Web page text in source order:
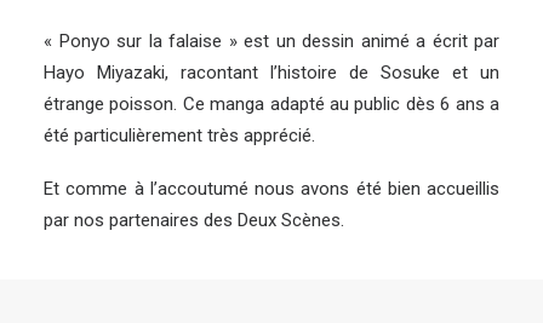
« Ponyo sur la falaise » est un dessin animé a écrit par
Hayo Miyazaki, racontant l’histoire de Sosuke et un
étrange poisson. Ce manga adapté au public dès 6 ans a
été particulièrement très apprécié.
Et comme à l’accoutumé nous avons été bien accueillis
par nos partenaires des Deux Scènes.